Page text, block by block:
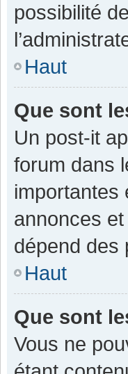
possibilité
Haut
Que sont
Un post-it
forum dans
importantes
annonces
dépend des
Haut
Que sont
Vous ne